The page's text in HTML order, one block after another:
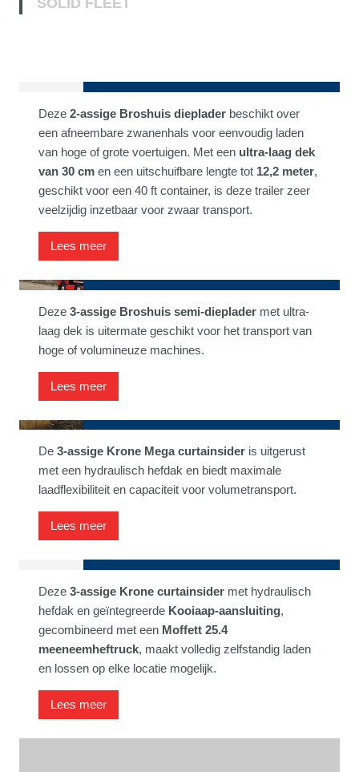
Deze 2-assige Broshuis dieplader beschikt over
een afneembare zwanenhals voor eenvoudig laden
van hoge of grote voertuigen. Met een ultra-laag dek
van 30 cm en een uitschuifbare lengte tot 12,2 meter,
geschikt voor een 40 ft container, is deze trailer zeer
veelzijdig inzetbaar voor zwaar transport.
Lees meer
Deze 3-assige Broshuis semi-dieplader met ultra-
laag dek is uitermate geschikt voor het transport van
hoge of volumineuze machines.
Lees meer
De 3-assige Krone Mega curtainsider is uitgerust
met een hydraulisch hefdak en biedt maximale
laadflexibiliteit en capaciteit voor volumetransport.
Lees meer
Deze 3-assige Krone curtainsider met hydraulisch
hefdak en geïntegreerde Kooiaap-aansluiting,
gecombineerd met een Moffett 25.4
meeneemheftruck, maakt volledig zelfstandig laden
en lossen op elke locatie mogelijk.
Lees meer